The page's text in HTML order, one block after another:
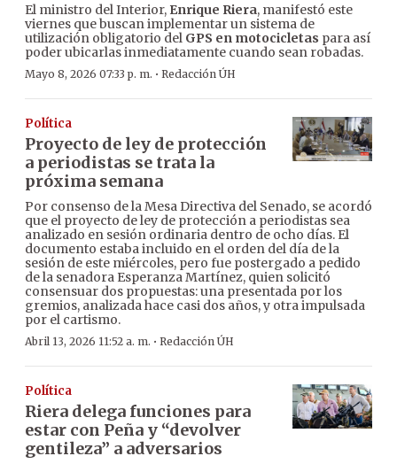
El ministro del Interior, Enrique Riera, manifestó este
viernes que buscan implementar un sistema de
utilización obligatorio del GPS en motocicletas para así
poder ubicarlas inmediatamente cuando sean robadas.
Mayo 8, 2026 07:33 p. m. · Redacción ÚH
Política
Proyecto de ley de protección
a periodistas se trata la
próxima semana
Por consenso de la Mesa Directiva del Senado, se acordó
que el proyecto de ley de protección a periodistas sea
analizado en sesión ordinaria dentro de ocho días. El
documento estaba incluido en el orden del día de la
sesión de este miércoles, pero fue postergado a pedido
de la senadora Esperanza Martínez, quien solicitó
consensuar dos propuestas: una presentada por los
gremios, analizada hace casi dos años, y otra impulsada
por el cartismo.
Abril 13, 2026 11:52 a. m. · Redacción ÚH
Política
Riera delega funciones para
estar con Peña y “devolver
gentileza” a adversarios